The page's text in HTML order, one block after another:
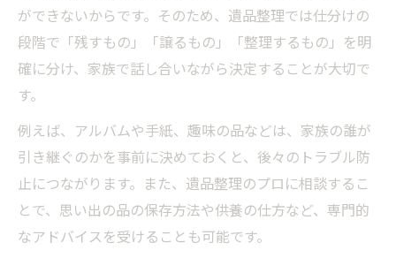
ができないからです。そのため、遺品整理では仕分けの
段階で「残すもの」「譲るもの」「整理するもの」を明
確に分け、家族で話し合いながら決定することが大切で
す。
例えば、アルバムや手紙、趣味の品などは、家族の誰が
引き継ぐのかを事前に決めておくと、後々のトラブル防
止につながります。また、遺品整理のプロに相談するこ
とで、思い出の品の保存方法や供養の仕方など、専門的
なアドバイスを受けることも可能です。